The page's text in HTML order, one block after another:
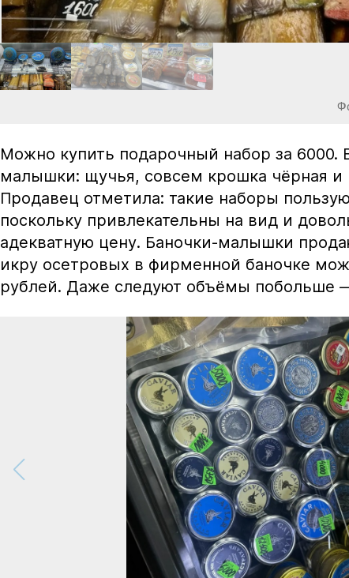
Можно купить подарочный набор за 6000.
малышки: щучья, совсем крошка чёрная и
Продавец отметила: такие наборы
поскольку привлекательны на вид и
адекватную цену. Баночки-малышки
икру осетровых в фирменной баночке
рублей. Даже следуют объёмы побольше